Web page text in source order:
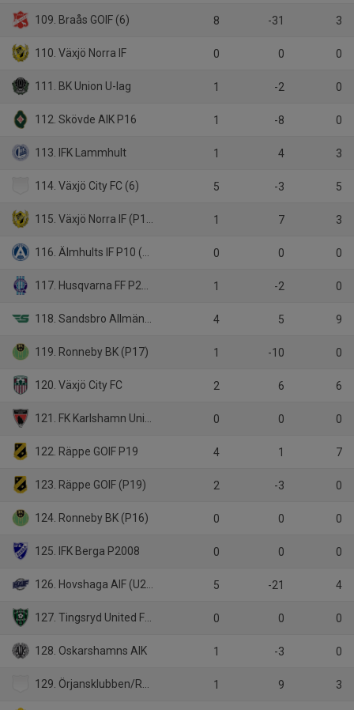
109. Braås GOIF (6) 8 -31 3
110. Växjö Norra IF 0 0 0
111. BK Union U-lag 1 -2 0
112. Skövde AIK P16 1 -8 0
113. IFK Lammhult 1 4 3
114. Växjö City FC (6) 5 -3 5
115. Växjö Norra IF (P18) 1 7 3
116. Älmhults IF P10 (blå) 0 0 0
117. Husqvarna FF P2010 1 -2 0
118. Sandsbro Allmänna IK (P17) 4 5 9
119. Ronneby BK (P17) 1 -10 0
120. Växjö City FC 2 6 6
121. FK Karlshamn United 0 0 0
122. Räppe GOIF P19 4 1 7
123. Räppe GOIF (P19) 2 -3 0
124. Ronneby BK (P16) 0 0 0
125. IFK Berga P2008 0 0 0
126. Hovshaga AIF (U21) 5 -21 4
127. Tingsryd United FC (P16) 0 0 0
128. Oskarshamns AIK 1 -3 0
129. Örjansklubben/Ramkvilla IF (6) 1 9 3